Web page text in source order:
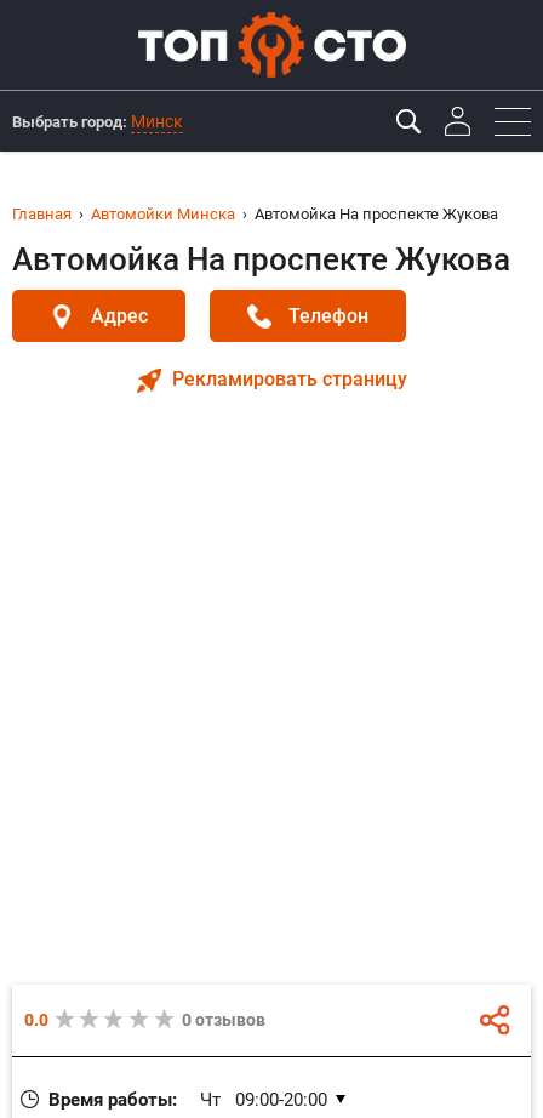
Выбрать город: Минск
Главная Автомойки Минска Автомойка На проспекте Жукова
Автомойка На проспекте Жукова
Адрес Телефон
Рекламировать страницу
0.0 0 отзывов
Время работы: Чт
09:00-20:00